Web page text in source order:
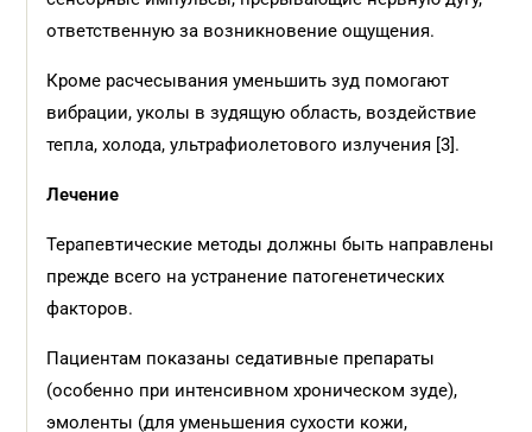
ответственную за возникновение ощущения.
Кроме расчесывания уменьшить зуд помогают
вибрации, уколы в зудящую область, воздействие
тепла, холода, ультрафиолетового излучения [3].
Лечение
Терапевтические методы должны быть направлены
прежде всего на устранение патогенетических
факторов.
Пациентам показаны седативные препараты
(особенно при интенсивном хроническом зуде),
эмоленты (для уменьшения сухости кожи,